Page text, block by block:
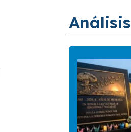
Análisis